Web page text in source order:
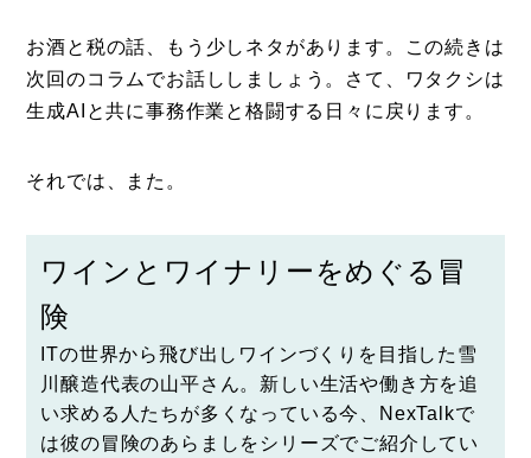
お酒と税の話、もう少しネタがあります。この続きは
次回のコラムでお話ししましょう。さて、ワタクシは
生成AIと共に事務作業と格闘する日々に戻ります。
それでは、また。
ワインとワイナリーをめぐる冒
険
ITの世界から飛び出しワインづくりを目指した 雪
川醸造代表の山平さん。新しい生活や働き方を追
い求める人たちが多くなっている今、NexTalkで
は彼の冒険のあらましをシリーズでご紹介してい